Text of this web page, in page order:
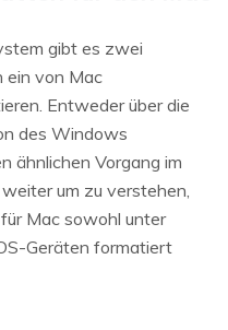
gibt es zwei
ein von Mac
Entweder über die
des Windows
ähnlichen Vorgang im
um zu verstehen,
Mac sowohl unter
Geräten formatiert